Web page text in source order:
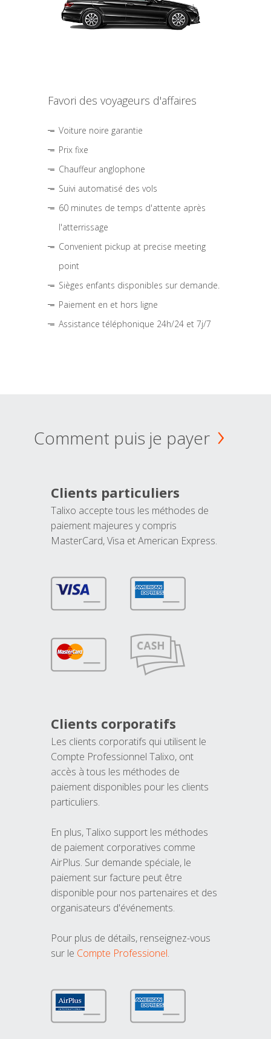
Favori des voyageurs d'affaires
Voiture noire garantie
Prix fixe
Chauffeur anglophone
Suivi automatisé des vols
60 minutes de temps d'attente après
l'atterrissage
Convenient pickup at precise meeting
point
Sièges enfants disponibles sur demande.
Paiement en et hors ligne
Assistance téléphonique 24h/24 et 7j/7
Comment puis je payer
Clients particuliers
Talixo accepte tous les méthodes de
paiement majeures y compris
MasterCard, Visa et American Express.
Clients corporatifs
Les clients corporatifs qui utilisent le
Compte Professionnel Talixo, ont
accès à tous les méthodes de
paiement disponibles pour les clients
particuliers.
En plus, Talixo support les méthodes
de paiement corporatives comme
AirPlus. Sur demande spéciale, le
paiement sur facture peut être
disponible pour nos partenaires et des
organisateurs d'événements.
Pour plus de détails, renseignez-vous
sur le Compte Professionel.